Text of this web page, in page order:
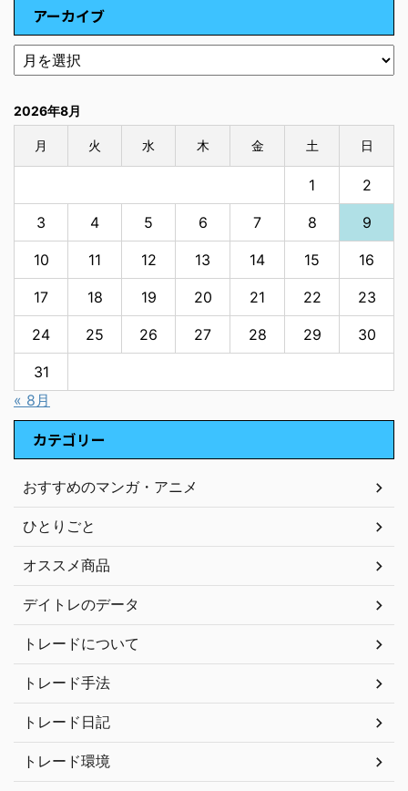
アーカイブ
2026年8月
月 火 水 木 金 土 日
1 2
3 4 5 6 7 8 9
10 11 12 13 14 15 16
17 18 19 20 21 22 23
24 25 26 27 28 29 30
31
« 8月
カテゴリー
おすすめのマンガ・アニメ
ひとりごと
オススメ商品
デイトレのデータ
トレードについて
トレード手法
トレード日記
トレード環境